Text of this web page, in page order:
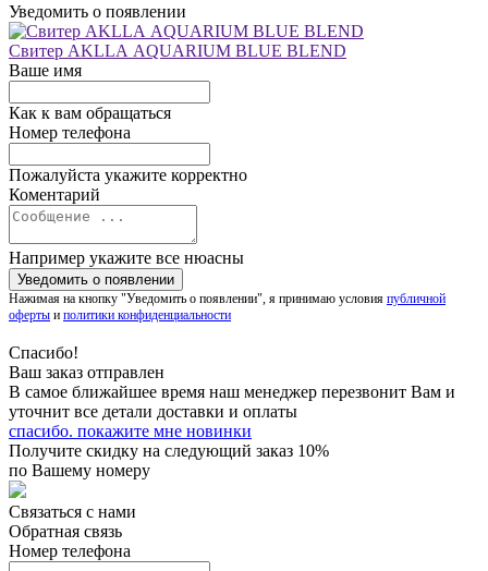
Уведомить о появлении
Свитер AKLLA AQUARIUM BLUE BLEND
Ваше имя
Как к вам обращаться
Номер телефона
Пожалуйста укажите корректно
Коментарий
Например укажите все нюасны
Нажимая на кнопку "Уведомить о появлении", я принимаю условия публичной
оферты и политики конфиденциальности
Спасибо!
Ваш заказ отправлен
В самое ближайшее время наш менеджер перезвонит Вам и
уточнит все детали доставки и оплаты
спасибо. покажите мне новинки
Получите скидку на следующий заказ 10%
по Вашему номеру
Связаться с нами
Обратная связь
Номер телефона